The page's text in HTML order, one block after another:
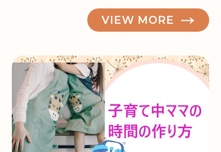
VIEW MORE